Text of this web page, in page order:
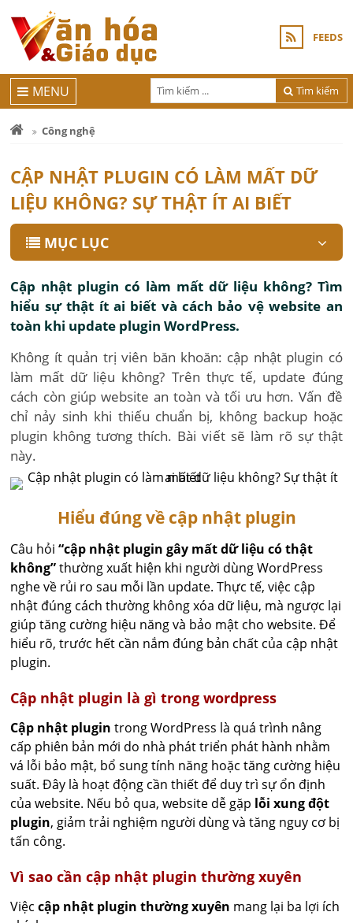
FEEDS
Tìm kiếm
MENU
Công nghệ
CẬP NHẬT PLUGIN CÓ LÀM MẤT DỮ
LIỆU KHÔNG? SỰ THẬT ÍT AI BIẾT
MỤC LỤC
Cập nhật plugin có làm mất dữ liệu không? Tìm
hiểu sự thật ít ai biết và cách bảo vệ website an
toàn khi update plugin WordPress.
Không ít quản trị viên băn khoăn: cập nhật plugin có
làm mất dữ liệu không? Trên thực tế, update đúng
cách còn giúp website an toàn và tối ưu hơn. Vấn đề
chỉ nảy sinh khi thiếu chuẩn bị, không backup hoặc
plugin không tương thích. Bài viết sẽ làm rõ sự thật
này.
Hiểu đúng về cập nhật plugin
Câu hỏi“cập nhật plugin gây mất dữ liệu có thật
không”thường xuất hiện khi người dùng WordPress
nghe về rủi ro sau mỗi lần update. Thực tế, việc cập
nhật đúng cách thường không xóa dữ liệu, mà ngược lại
giúp tăng cường hiệu năng và bảo mật cho website. Để
hiểu rõ, trước hết cần nắm đúng bản chất của cập nhật
plugin.
Cập nhật plugin là gì trong wordpress
Cập nhật plugin trong WordPress là quá trình nâng
cấp phiên bản mới do nhà phát triển phát hành nhằm
vá lỗi bảo mật, bổ sung tính năng hoặc tăng cường hiệu
suất. Đây là hoạt động cần thiết để duy trì sự ổn định
của website. Nếu bỏ qua, website dễ gặp lỗi xung đột
plugin, giảm trải nghiệm người dùng và tăng nguy cơ bị
tấn công.
Vì sao cần cập nhật plugin thường xuyên
Việccập nhật plugin thường xuyên mang lại ba lợi ích